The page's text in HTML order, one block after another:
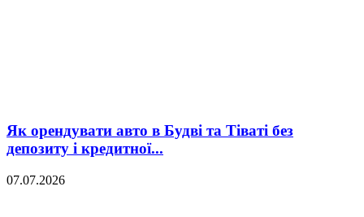
Як орендувати авто в Будві та Тіваті без
депозиту і кредитної...
07.07.2026